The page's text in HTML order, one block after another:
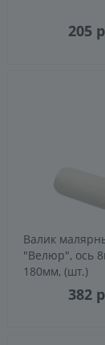
205
Валик
"Велюр", ось
180мм, (шт.)
382